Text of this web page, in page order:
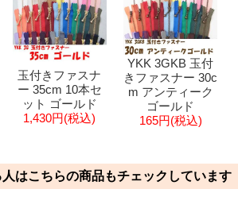
玉付きファスナ
ー 35cm 10本セ
ット ゴールド
1,430円(税込)
YKK 3GKB 玉付
きファスナー 30c
m アンティーク
ゴールド
165円(税込)
はこちらの商品もチェックしています